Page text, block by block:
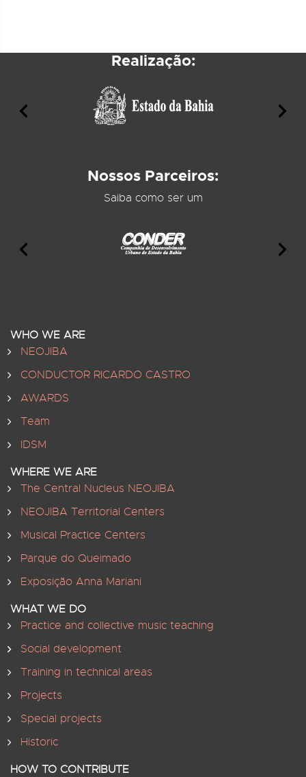
Realização:
Nossos Parceiros:
Saiba como ser um
WHO WE ARE
NEOJIBA
CONDUCTOR RICARDO CASTRO
AWARDS
Team
IDSM
WHERE WE ARE
The Central Nucleus NEOJIBA
NEOJIBA Territorial Centers
Musical Practice Centers
Parque do Queimado
Exposição Anna Mariani
WHAT WE DO
Practice and collective music teaching
Social development
Training in technical areas
Projects
Special projects
Historic
HOW TO CONTRIBUTE